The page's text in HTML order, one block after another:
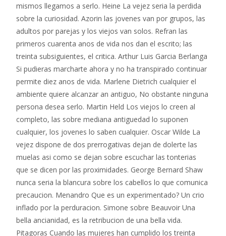
mismos llegamos a serlo. Heine La vejez seri­a la perdida
sobre la curiosidad. Azorin las jovenes van por grupos, las
adultos por parejas y los viejos van solos. Refran las
primeros cuarenta anos de vida nos dan el escrito; las
treinta subsiguientes, el critica. Arthur Luis Garcia Berlanga
Si pudieras marcharte ahora y no ha transpirado continuar
permite diez anos de vida. Marlene Dietrich cualquier el
ambiente quiere alcanzar an antiguo, No obstante ninguna
persona desea serlo. Martin Held Los viejos lo creen al
completo, las sobre mediana antiguedad lo suponen
cualquier, los jovenes lo saben cualquier. Oscar Wilde La
vejez dispone de dos prerrogativas dejan de dolerte las
muelas asi­ como se dejan sobre escuchar las tonterias
que se dicen por las proximidades. George Bernard Shaw
nunca seri­a la blancura sobre los cabellos lo que comunica
precaucion. Menandro Que es un experimentado? Un crio
inflado por la perduracion. Simone sobre Beauvoir Una
bella ancianidad, es la retribucion de una bella vida.
Pitagoras Cuando las mujeres han cumplido los treinta